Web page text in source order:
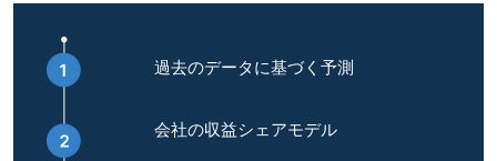
過去のデータに基づく予測
会社の収益シェアモデル